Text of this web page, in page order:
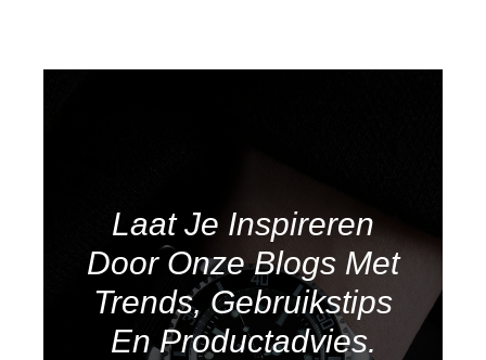
Laat Je Inspireren
Door Onze Blogs Met
Trends, Gebruikstips
En Productadvies.